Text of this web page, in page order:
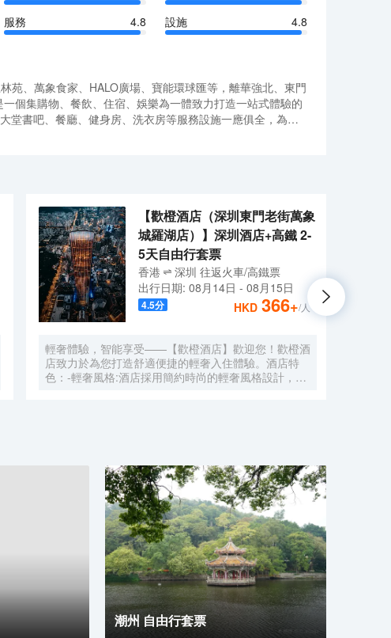
服務
4.8 設施 4.8
苑、萬象食家、HALO廣場、寶能環球匯等，離華強北、東門
個集購物、餐飲、住宿、娛樂為一體致力打造一站式體驗的
堂書吧、餐廳、健身房、洗衣房等服務設施一應俱全，為您
酒店是您出差商旅的首選。
、萬象食家、HALO廣場、寶能環球匯等，離華強北、東門
書吧、餐廳、健身房、洗衣房等服務設施一應俱全，為您
酒店是您出差商旅的首選。
【歡橙酒店（深圳東門老街萬象
城羅湖店）】深圳酒店+高鐵 2-
5天自由行套票
香港 深圳 往返火車/高鐵票
出行日期: 08月14日 - 08月15日
4.5分 HKD 366+/人
輕奢體驗，智能享受——【歡橙酒店】歡迎您！歡橙酒
店致力於為您打造舒適便捷的輕奢入住體驗。酒店特
色：-輕奢風格:酒店採用簡約時尚的輕奢風格設計，注
影院，享受震撼視聽盛宴。-貼心服務:酒店設有洗衣
房，並提供烘乾服務，解決您的洗衣煩惱，讓旅途更加
輕鬆自在。歡橙酒店是您商務出行、休閒度假的理想之
選。期待您的光臨！温馨提示，圖片僅供參考，無法涵
蓋所有房型，詳細的實物照片請諮詢酒店。
潮州 自由行套票